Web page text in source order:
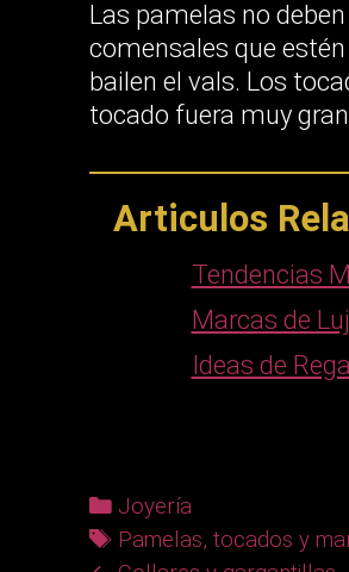
Las pamelas no
comensales que
bailen el vals. Los
tocado fuera muy
Articulos
Tendencias
Marcas de
Ideas de
C
a
Joyería
T
Pamelas, tocados y